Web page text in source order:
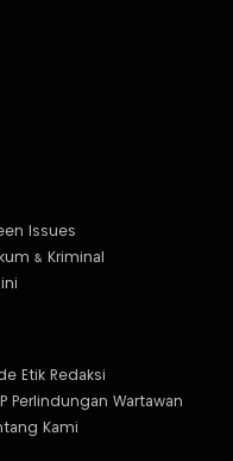
Issues
& Kriminal
Etik Redaksi
Perlindungan Wartawan
Kami